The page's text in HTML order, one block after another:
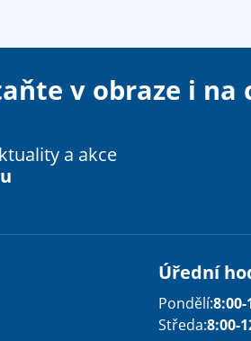
v obraze i na
a akce
Úřední
Pondělí:8:00-
Středa:8:00-